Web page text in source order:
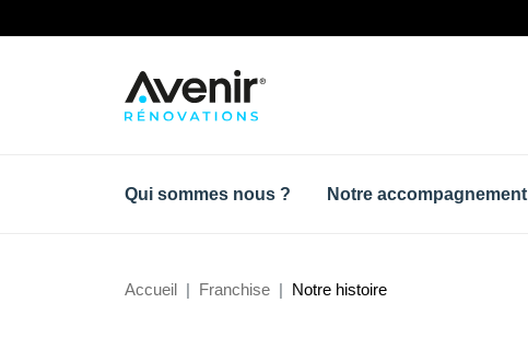
Qui sommes nous ? Notre accompagnement
Accueil Franchise Notre histoire